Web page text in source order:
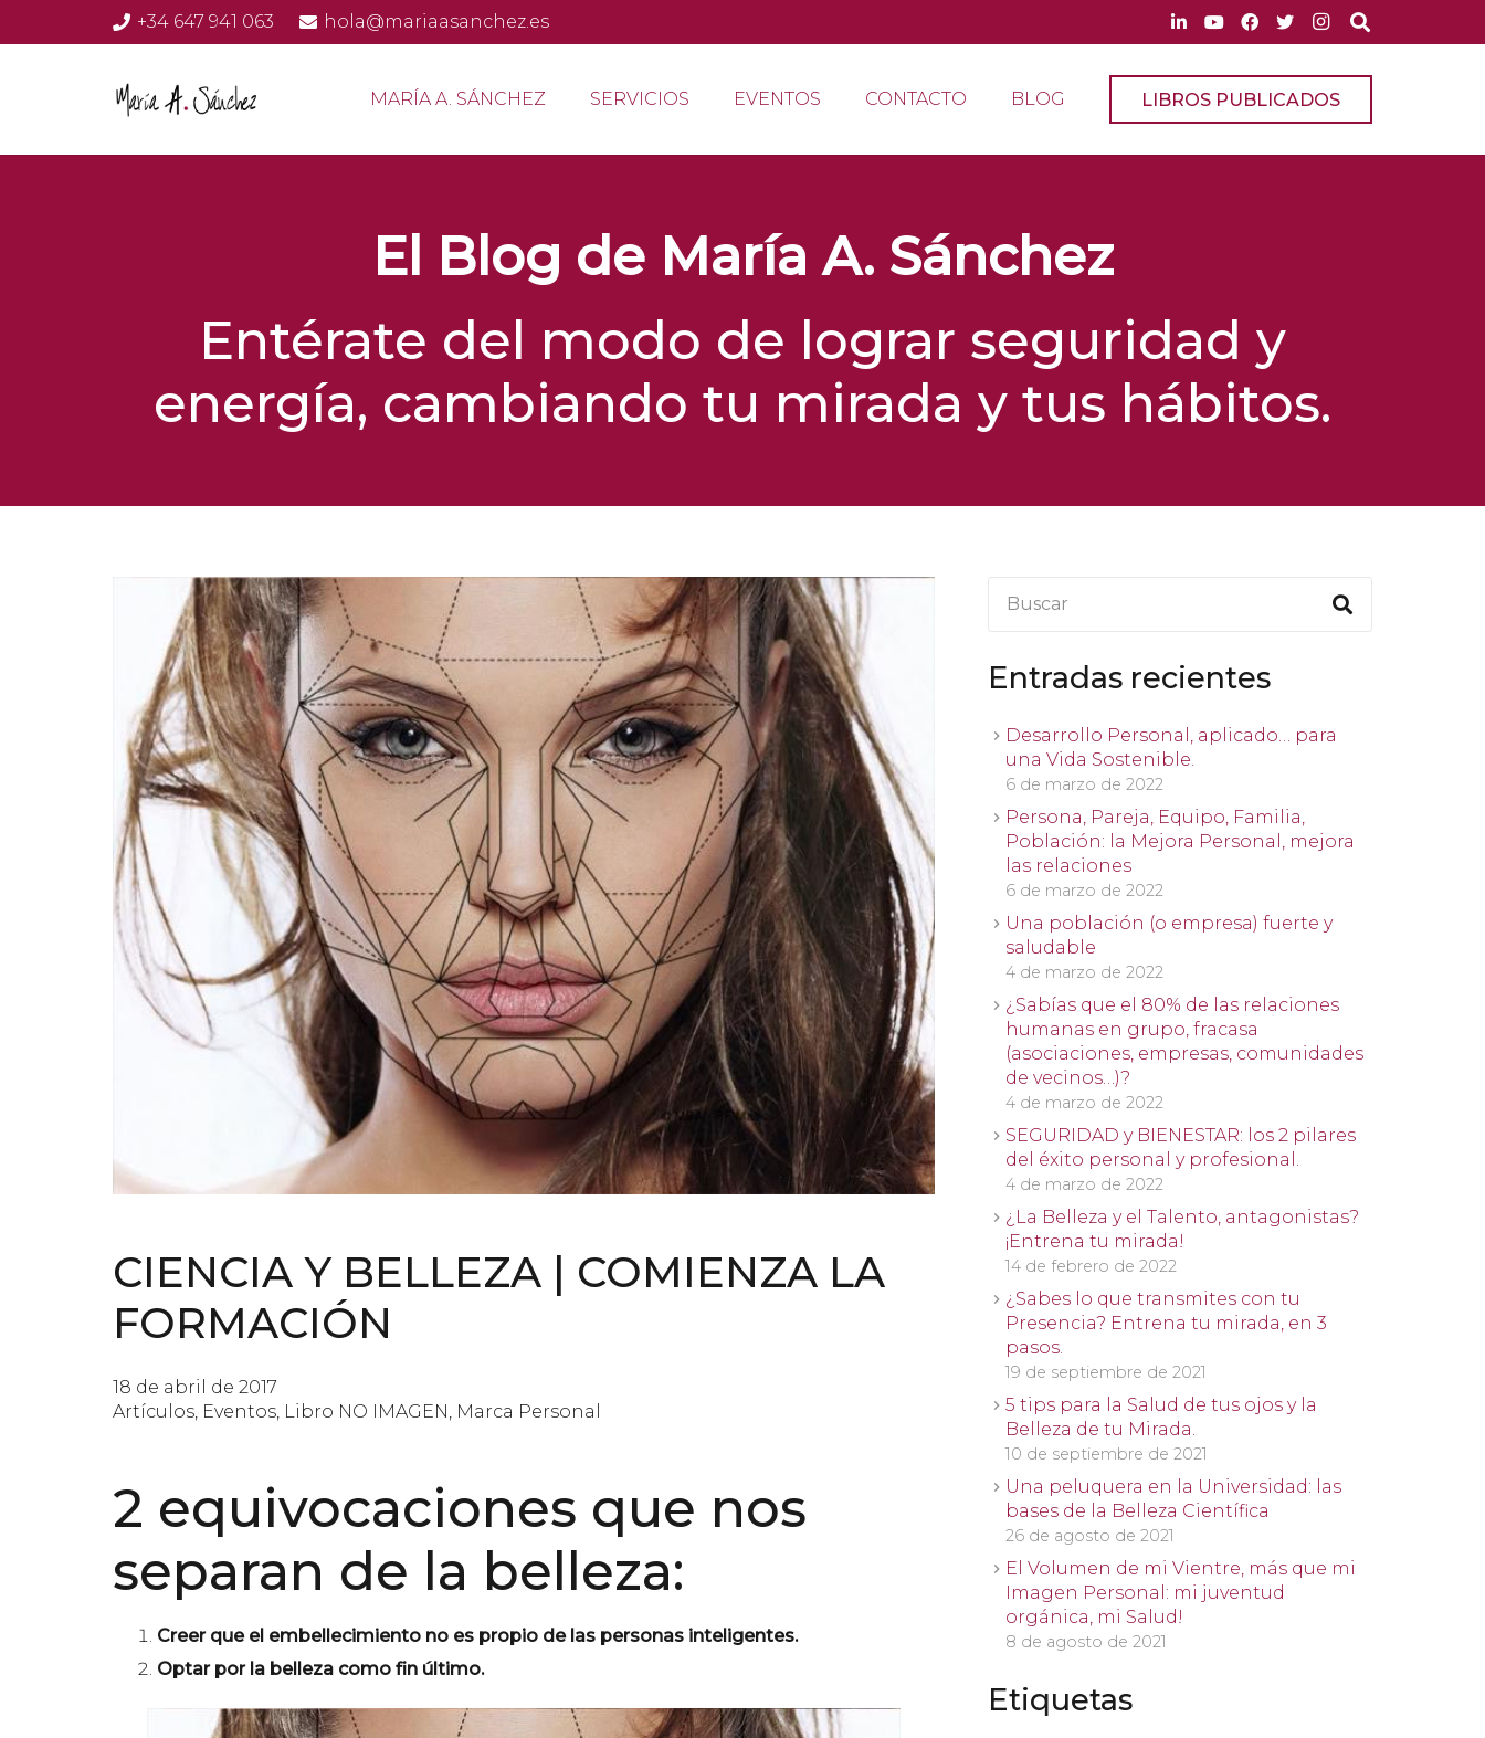
+34 647 941 063 hola@mariaasanchez.es
MARÍA A. SÁNCHEZ SERVICIOS EVENTOS CONTACTO BLOG LIBROS PUBLICADOS
El Blog de María A. Sánchez
Entérate del modo de lograr seguridad y
energía, cambiando tu mirada y tus hábitos.
CIENCIA Y BELLEZA | COMIENZA LA
FORMACIÓN
18 de abril de 2017
Artículos Eventos Libro NO IMAGEN Marca Personal
2 equivocaciones que nos
separan de la belleza:
Creer que el embellecimiento no es propio de las personas inteligentes.
Optar por la belleza como fin último.
Entradas recientes
Desarrollo Personal, aplicado… para
una Vida Sostenible.
6 de marzo de 2022
Persona, Pareja, Equipo, Familia,
Población: la Mejora Personal, mejora
las relaciones
6 de marzo de 2022
Una población (o empresa) fuerte y
saludable
4 de marzo de 2022
¿Sabías que el 80% de las relaciones
humanas en grupo, fracasa
(asociaciones, empresas, comunidades
de vecinos…)?
4 de marzo de 2022
SEGURIDAD y BIENESTAR: los 2 pilares
del éxito personal y profesional.
4 de marzo de 2022
¿La Belleza y el Talento, antagonistas?
¡Entrena tu mirada!
14 de febrero de 2022
¿Sabes lo que transmites con tu
Presencia? Entrena tu mirada, en 3
pasos.
19 de septiembre de 2021
5 tips para la Salud de tus ojos y la
Belleza de tu Mirada.
10 de septiembre de 2021
Una peluquera en la Universidad: las
bases de la Belleza Científica
26 de agosto de 2021
El Volumen de mi Vientre, más que mi
Imagen Personal: mi juventud
orgánica, mi Salud!
8 de agosto de 2021
Etiquetas